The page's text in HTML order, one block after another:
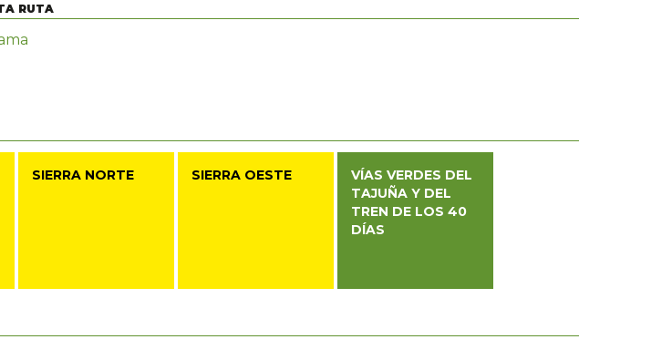
RUTA
SIERRA NORTE SIERRA OESTE
VÍAS VERDES DEL
TAJUÑA Y DEL
TREN DE LOS 40
DÍAS